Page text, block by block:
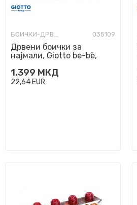
БОИЧКИ-ДРВЕНИ, УЧИЛИШНИ 035109
Дрвени боички за
најмали, Giotto be-bè,
1.399 МКД
22,64 EUR